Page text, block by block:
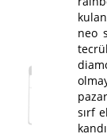
neo
sırf